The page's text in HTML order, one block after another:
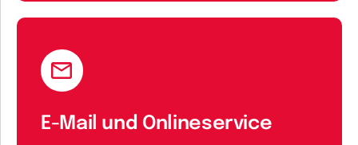
E-Mail und Onlineservice